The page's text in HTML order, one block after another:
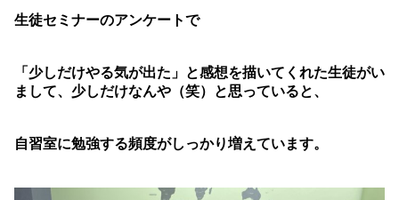
生徒セミナーのアンケートで
「少しだけやる気が出た」と感想を描いてくれた生徒がい
まして、少しだけなんや（笑）と思っていると、
自習室に勉強する頻度がしっかり増えています。